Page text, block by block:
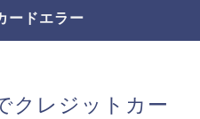
ードエラー
クレジットカー